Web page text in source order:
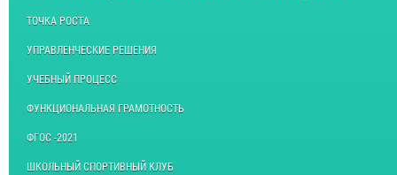
ТОЧКА РОСТА
УПРАВЛЕНЧЕСКИЕ РЕШЕНИЯ
УЧЕБНЫЙ ПРОЦЕСС
ФУНКЦИОНАЛЬНАЯ ГРАМОТНОСТЬ
ФГОС -2021
ШКОЛЬНЫЙ СПОРТИВНЫЙ КЛУБ